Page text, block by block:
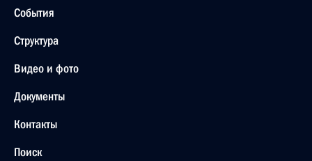
События
Структура
Видео и фото
Документы
Контакты
Поиск